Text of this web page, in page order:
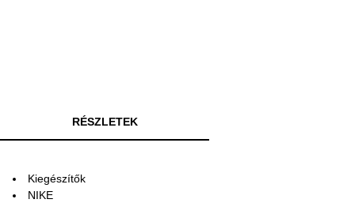
RÉSZLETEK
Kiegészítők
NIKE